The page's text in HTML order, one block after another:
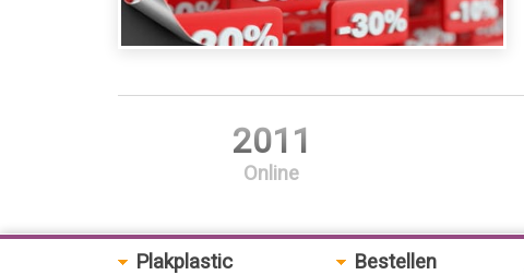
2011
Online
Plakplastic Bestellen